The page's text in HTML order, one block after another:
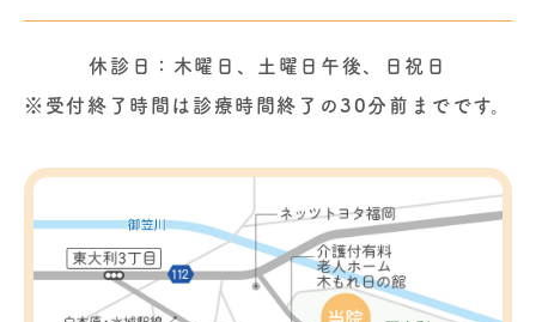
休診日：木曜日、土曜日午後、日祝日
※受付終了時間は診療時間終了の30分前までです。